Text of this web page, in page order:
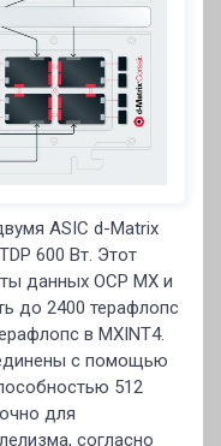
ASIC d-Matrix
600 Вт. Этот
данных OCP MX и
до 2400 терафлопс
в MXINT4.
с помощью
512
для
согласно